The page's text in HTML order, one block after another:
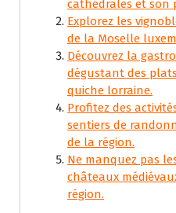
cathédrales et son
Explorez les
de la Moselle
Découvrez la
dégustant des
quiche lorraine.
Profitez des
sentiers de
de la région.
Ne manquez pas
châteaux
région.